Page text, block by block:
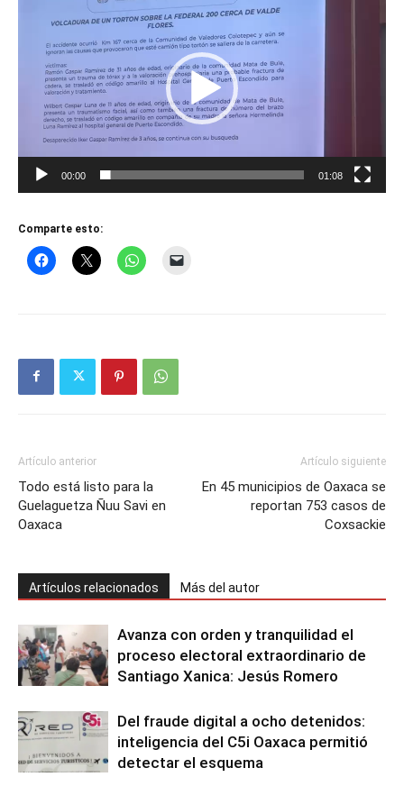
vídeo
00:00 01:08
Comparte esto:
Artículo anterior
Todo está listo para la
Guelaguetza Ñuu Savi en
Oaxaca
Artículo siguiente
En 45 municipios de Oaxaca se
reportan 753 casos de
Coxsackie
Artículos relacionados Más del autor
Avanza con orden y tranquilidad el
proceso electoral extraordinario de
Santiago Xanica: Jesús Romero
Del fraude digital a ocho detenidos:
inteligencia del C5i Oaxaca permitió
detectar el esquema